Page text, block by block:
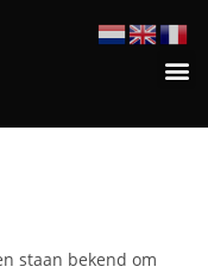
staan bekend om